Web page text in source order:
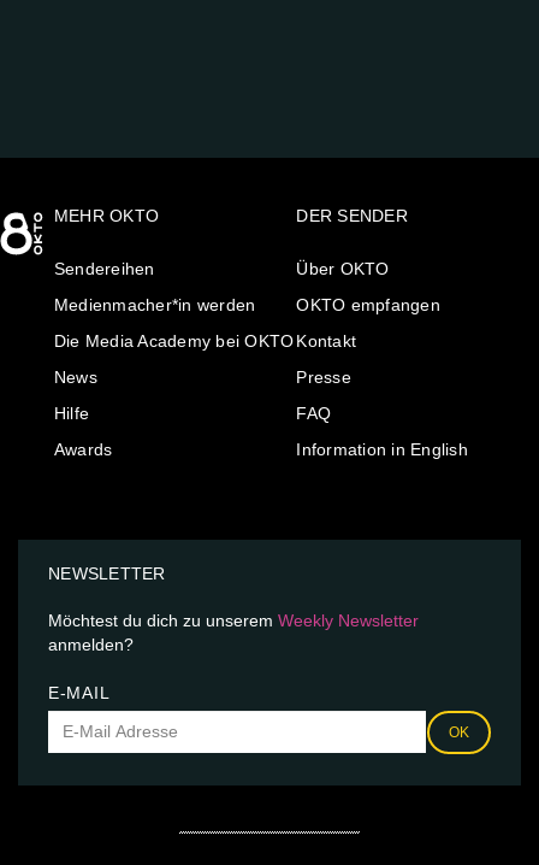
MEHR OKTO
Sendereihen
Medienmacher*in werden
Die Media Academy bei OKTO
News
Hilfe
Awards
DER SENDER
Über OKTO
OKTO empfangen
Kontakt
Presse
FAQ
Information in English
NEWSLETTER
Möchtest du dich zu unserem Weekly Newsletter
anmelden?
E-MAIL
OK